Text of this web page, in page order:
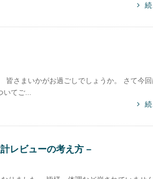
皆さまいかがお過ごしでしょうか。 さて今
てご...
レビューの考え方 –